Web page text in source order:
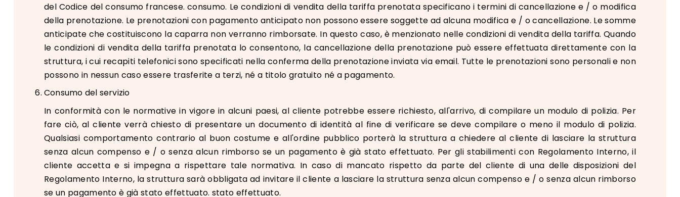
del Codice del consumo francese. consumo. Le condizioni di vendita della tariffa prenotata specificano i termini di cancellazione e / o modifica
della prenotazione. Le prenotazioni con pagamento anticipato non possono essere soggette ad alcuna modifica e / o cancellazione. Le somme
anticipate che costituiscono la caparra non verranno rimborsate. In questo caso, è menzionato nelle condizioni di vendita della tariffa. Quando
le condizioni di vendita della tariffa prenotata lo consentono, la cancellazione della prenotazione può essere effettuata direttamente con la
struttura, i cui recapiti telefonici sono specificati nella conferma della prenotazione inviata via email. Tutte le prenotazioni sono personali e non
possono in nessun caso essere trasferite a terzi, né a titolo gratuito né a pagamento.
Consumo del servizio
In conformità con le normative in vigore in alcuni paesi, al cliente potrebbe essere richiesto, all'arrivo, di compilare un modulo di polizia. Per
fare ciò, al cliente verrà chiesto di presentare un documento di identità al fine di verificare se deve compilare o meno il modulo di polizia.
Qualsiasi comportamento contrario al buon costume e all'ordine pubblico porterà la struttura a chiedere al cliente di lasciare la struttura
senza alcun compenso e / o senza alcun rimborso se un pagamento è già stato effettuato. Per gli stabilimenti con Regolamento Interno, il
cliente accetta e si impegna a rispettare tale normativa. In caso di mancato rispetto da parte del cliente di una delle disposizioni del
Regolamento Interno, la struttura sarà obbligata ad invitare il cliente a lasciare la struttura senza alcun compenso e / o senza alcun rimborso
se un pagamento è già stato effettuato. stato effettuato.